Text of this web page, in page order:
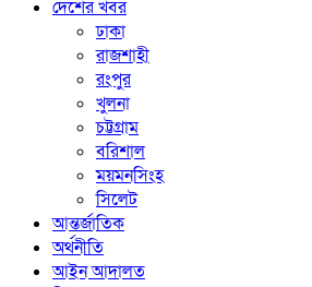
দেশের খবর
ঢাকা
রাজশাহী
রংপুর
খুলনা
চট্টগ্রাম
বরিশাল
ময়মনসিংহ
সিলেট
আন্তর্জাতিক
অর্থনীতি
আইন আদালত